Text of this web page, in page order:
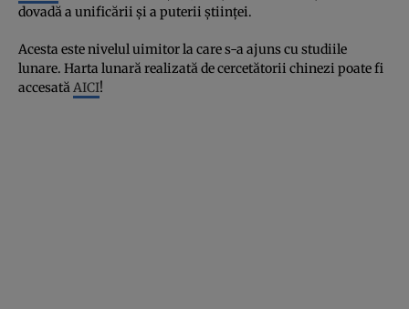
dovadă a unificării și a puterii științei.
Acesta este nivelul uimitor la care s-a ajuns cu studiile
lunare. Harta lunară realizată de cercetătorii chinezi poate fi
accesatăAICI!